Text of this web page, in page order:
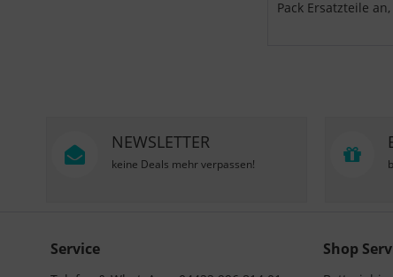
Pack Ersatzteile
NEWSLETTER
keine Deals mehr verpassen!
Service Shop